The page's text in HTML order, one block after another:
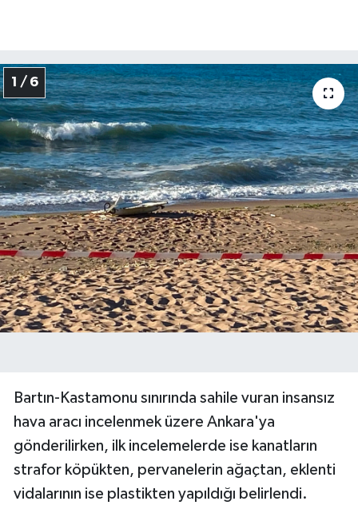
1 / 6
Bartın-Kastamonu sınırında sahile vuran insansız
hava aracı incelenmek üzere Ankara'ya
gönderilirken, ilk incelemelerde ise kanatların
strafor köpükten, pervanelerin ağaçtan, eklenti
vidalarının ise plastikten yapıldığı belirlendi.